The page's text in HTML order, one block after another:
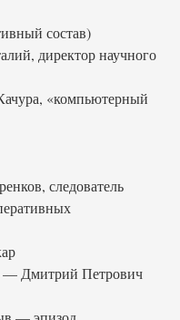
состав)
директор научного
«компьютерный
следователь
— Дмитрий Петрович